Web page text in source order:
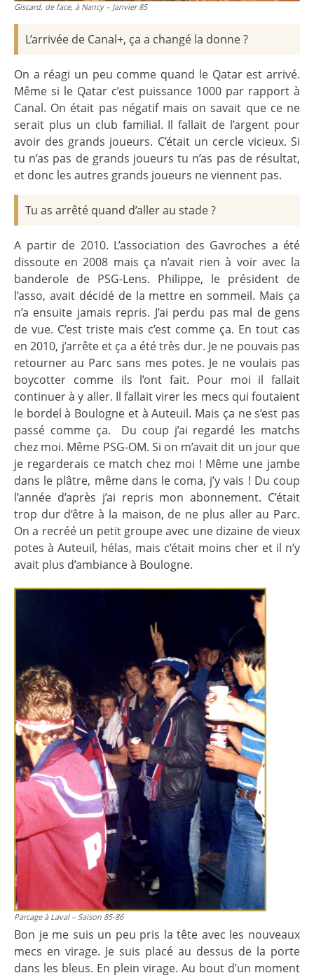
Giscard, de face, à Nancy – Janvier 85
L’arrivée de Canal+, ça a changé la donne ?
On a réagi un peu comme quand le Qatar est arrivé.
Même si le Qatar c’est puissance 1000 par rapport à
Canal. On était pas négatif mais on savait que ce ne
serait plus un club familial. Il fallait de l’argent pour
avoir des grands joueurs. C’était un cercle vicieux. Si
tu n’as pas de grands joueurs tu n’as pas de résultat,
et donc les autres grands joueurs ne viennent pas.
Tu as arrêté quand d’aller au stade ?
A partir de 2010. L’association des Gavroches a été
dissoute en 2008 mais ça n’avait rien à voir avec la
banderole de PSG-Lens. Philippe, le président de
l’asso, avait décidé de la mettre en sommeil. Mais ça
n’a ensuite jamais repris. J’ai perdu pas mal de gens
de vue. C’est triste mais c’est comme ça. En tout cas
en 2010, j’arrête et ça a été très dur. Je ne pouvais pas
retourner au Parc sans mes potes. Je ne voulais pas
boycotter comme ils l’ont fait. Pour moi il fallait
continuer à y aller. Il fallait virer les mecs qui foutaient
le bordel à Boulogne et à Auteuil. Mais ça ne s’est pas
passé comme ça.
Du coup j’ai regardé les matchs
chez moi. Même PSG-OM. Si on m’avait dit un jour que
je regarderais ce match chez moi ! Même une jambe
dans le plâtre, même dans le coma, j’y vais ! Du coup
l’année d’après j’ai repris mon abonnement. C’était
trop dur d’être à la maison, de ne plus aller au Parc.
On a recréé un petit groupe avec une dizaine de vieux
potes à Auteuil, hélas, mais c’était moins cher et il n’y
avait plus d’ambiance à Boulogne.
Parcage à Laval – Saison 85-86
Bon je me suis un peu pris la tête avec les nouveaux
mecs en virage. Je suis placé au dessus de la porte
dans les bleus. En plein virage. Au bout d’un moment